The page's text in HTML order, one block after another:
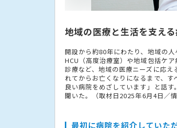
地域の医療と生活を支え
開設から約80年にわたり、地域の
HCU（高度治療室）や地域包括ケ
診療など、地域の医療ニーズに応
れてからお亡くなりになるまで、
良い病院をめざしています」と話
聞いた。（取材日2025年6月4日／
最初に病院を紹介していた